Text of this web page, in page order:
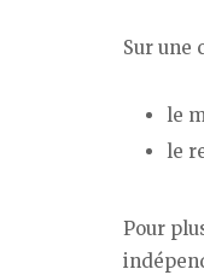
Sur une
le
le
Pour